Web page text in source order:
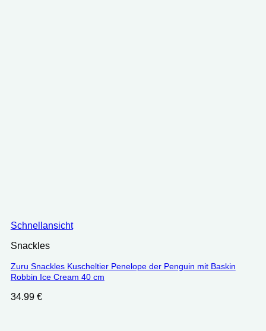
Schnellansicht
Snackles
Zuru Snackles Kuscheltier Penelope der Penguin mit Baskin
Robbin Ice Cream 40 cm
34.99 €